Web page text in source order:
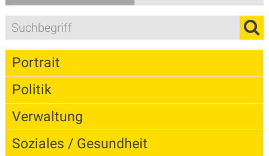
Suchbegriff
Hauptnavigation
Portrait
Politik
Verwaltung
Soziales / Gesundheit